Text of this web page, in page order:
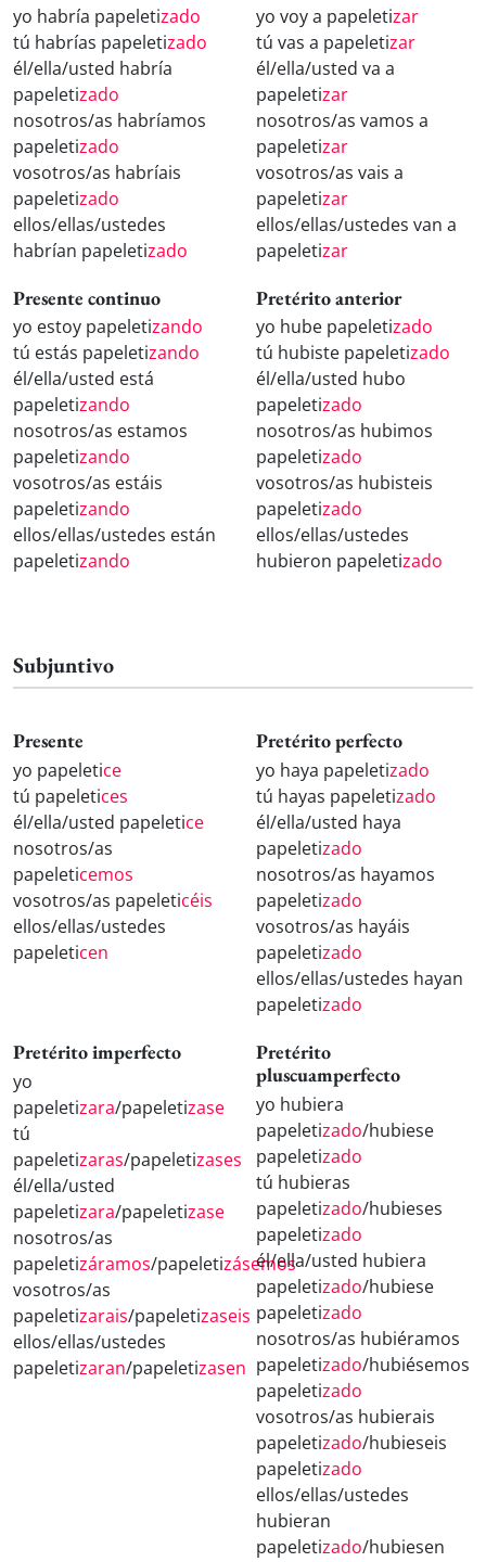
yo habría papeletizado
tú habrías papeletizado
él/ella/usted habría
papeletizado
nosotros/as habríamos
papeletizado
vosotros/as habríais
papeletizado
ellos/ellas/ustedes
habrían papeletizado
yo voy a papeletizar
tú vas a papeletizar
él/ella/usted va a
papeletizar
nosotros/as vamos a
papeletizar
vosotros/as vais a
papeletizar
ellos/ellas/ustedes van a
papeletizar
Presente continuo
yo estoy papeletizando
tú estás papeletizando
él/ella/usted está
papeletizando
nosotros/as estamos
papeletizando
vosotros/as estáis
papeletizando
ellos/ellas/ustedes están
papeletizando
Pretérito anterior
yo hube papeletizado
tú hubiste papeletizado
él/ella/usted hubo
papeletizado
nosotros/as hubimos
papeletizado
vosotros/as hubisteis
papeletizado
ellos/ellas/ustedes
hubieron papeletizado
Subjuntivo
Presente
yo papeletice
tú papeletices
él/ella/usted papeletice
nosotros/as
papeleticemos
vosotros/as papeleticéis
ellos/ellas/ustedes
papeleticen
Pretérito perfecto
yo haya papeletizado
tú hayas papeletizado
él/ella/usted haya
papeletizado
nosotros/as hayamos
papeletizado
vosotros/as hayáis
papeletizado
ellos/ellas/ustedes hayan
papeletizado
Pretérito imperfecto
yo
papeletizara/papeletizase
tú
papeletizaras/papeletizases
él/ella/usted
papeletizara/papeletizase
nosotros/as
papeletizáramos/papeletizásemos
vosotros/as
papeletizarais/papeletizaseis
ellos/ellas/ustedes
papeletizaran/papeletizasen
Pretérito
pluscuamperfecto
yo hubiera
papeletizado/hubiese
papeletizado
tú hubieras
papeletizado/hubieses
papeletizado
él/ella/usted hubiera
papeletizado/hubiese
papeletizado
nosotros/as hubiéramos
papeletizado/hubiésemos
papeletizado
vosotros/as hubierais
papeletizado/hubieseis
papeletizado
ellos/ellas/ustedes
hubieran
papeletizado/hubiesen